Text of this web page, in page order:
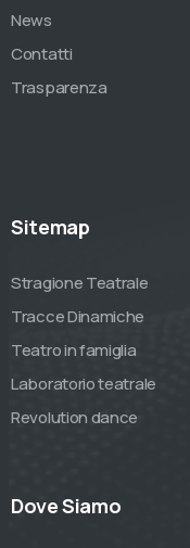
News
Contatti
Trasparenza
Sitemap
Stragione Teatrale
Tracce Dinamiche
Teatro in famiglia
Laboratorio teatrale
Revolution dance
Dove Siamo